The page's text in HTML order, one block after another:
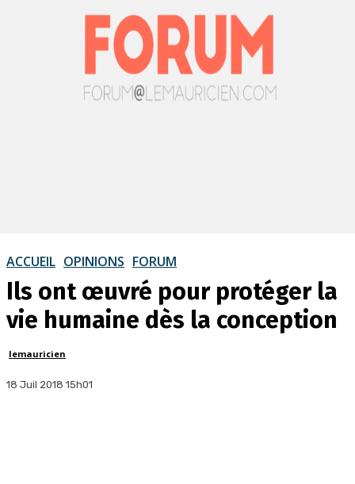
ACCUEIL OPINIONS FORUM
Ils ont œuvré pour protéger la
vie humaine dès la conception
lemauricien
18 Juil 2018 15h01